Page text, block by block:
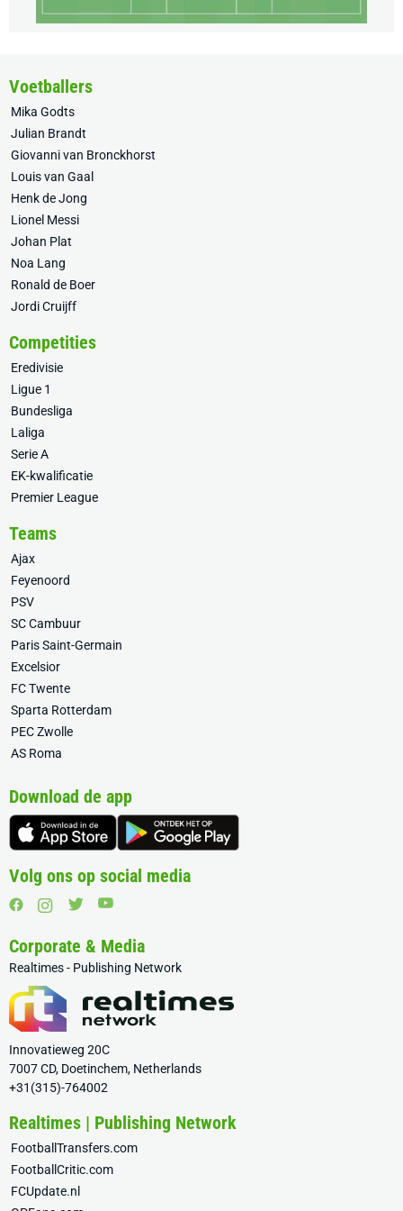
Voetballers
Mika Godts
Julian Brandt
Giovanni van Bronckhorst
Louis van Gaal
Henk de Jong
Lionel Messi
Johan Plat
Noa Lang
Ronald de Boer
Jordi Cruijff
Competities
Eredivisie
Ligue 1
Bundesliga
Laliga
Serie A
EK-kwalificatie
Premier League
Teams
Ajax
Feyenoord
PSV
SC Cambuur
Paris Saint-Germain
Excelsior
FC Twente
Sparta Rotterdam
PEC Zwolle
AS Roma
Download de app
Volg ons op social media
Corporate & Media
Realtimes - Publishing Network
Innovatieweg 20C
7007 CD, Doetinchem, Netherlands
+31(315)-764002
Realtimes | Publishing Network
FootballTransfers.com
FootballCritic.com
FCUpdate.nl